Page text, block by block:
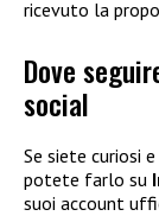
ricevuto la
Dove
social
Se siete curiosi
potete farlo su
suoi account